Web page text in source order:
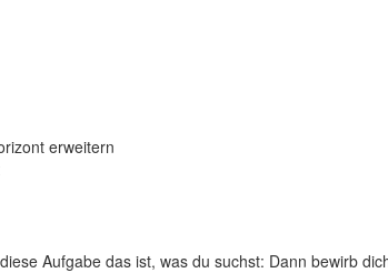
erweitern
Aufgabe das ist, was du suchst: Dann bewirb